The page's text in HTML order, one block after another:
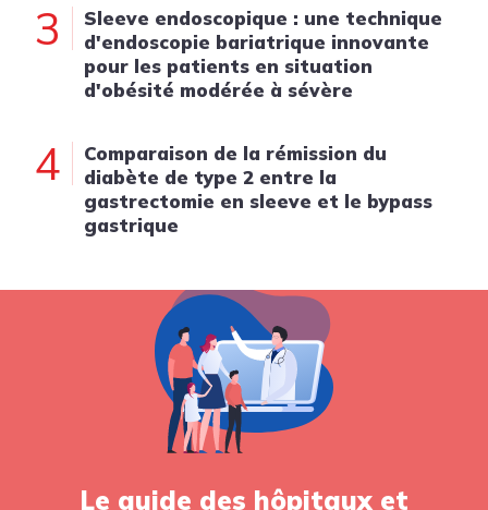
3
Sleeve endoscopique : une technique
d'endoscopie bariatrique innovante
pour les patients en situation
d'obésité modérée à sévère
4
Comparaison de la rémission du
diabète de type 2 entre la
gastrectomie en sleeve et le bypass
gastrique
Le guide des hôpitaux et